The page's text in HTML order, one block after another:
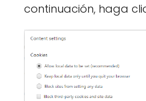
continuación, haga